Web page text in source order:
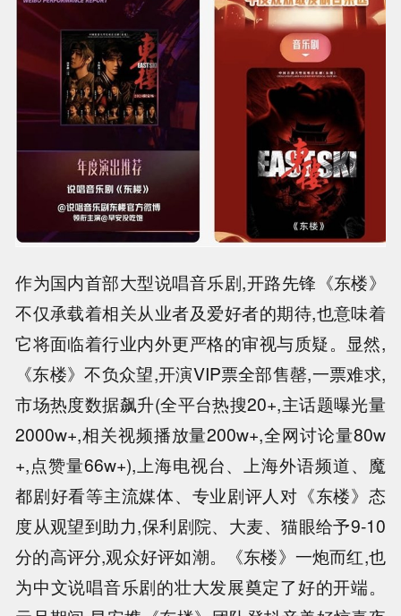
作为国内首部大型说唱音乐剧,开路先锋《东楼》
不仅承载着相关从业者及爱好者的期待,也意味着
它将面临着行业内外更严格的审视与质疑。显然,
《东楼》不负众望,开演VIP票全部售罄,一票难求,
市场热度数据飙升(全平台热搜20+,主话题曝光量
2000w+,相关视频播放量200w+,全网讨论量80w
+,点赞量66w+),上海电视台、上海外语频道、魔
都剧好看等主流媒体、专业剧评人对《东楼》态
度从观望到助力,保利剧院、大麦、猫眼给予9-10
分的高评分,观众好评如潮。《东楼》一炮而红,也
为中文说唱音乐剧的壮大发展奠定了好的开端。